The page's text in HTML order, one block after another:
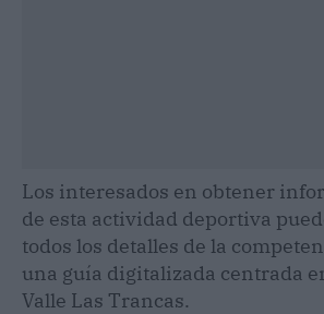
Los interesados en obtener
de esta actividad deportiva
todos los detalles de la
una guía digitalizada centrada
Valle Las Trancas.